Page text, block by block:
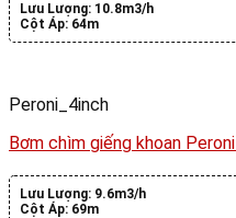
Lưu Lượng: 10.8m3/h
Cột Áp: 64m
Peroni_4inch
Bơm chìm giếng khoan
Lưu Lượng: 9.6m3/h
Cột Áp: 69m